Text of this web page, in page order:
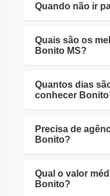
Quando não ir
Quais são os
Bonito MS?
Quantos dias
conhecer
Precisa de
Bonito?
Qual o valor
Bonito?